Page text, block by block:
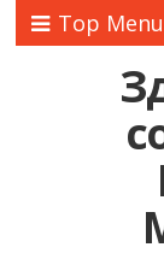
Top Menu